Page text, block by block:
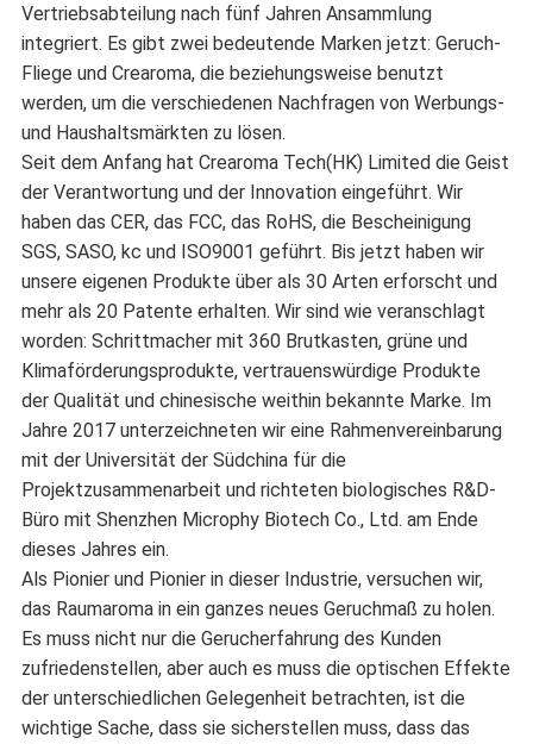
Vertriebsabteilung nach fünf Jahren Ansammlung
integriert. Es gibt zwei bedeutende Marken jetzt: Geruch-
Fliege und Crearoma, die beziehungsweise benutzt
werden, um die verschiedenen Nachfragen von Werbungs-
und Haushaltsmärkten zu lösen.
Seit dem Anfang hat Crearoma Tech(HK) Limited die Geist
der Verantwortung und der Innovation eingeführt. Wir
haben das CER, das FCC, das RoHS, die Bescheinigung
SGS, SASO, kc und ISO9001 geführt. Bis jetzt haben wir
unsere eigenen Produkte über als 30 Arten erforscht und
mehr als 20 Patente erhalten. Wir sind wie veranschlagt
worden: Schrittmacher mit 360 Brutkasten, grüne und
Klimaförderungsprodukte, vertrauenswürdige Produkte
der Qualität und chinesische weithin bekannte Marke. Im
Jahre 2017 unterzeichneten wir eine Rahmenvereinbarung
mit der Universität der Südchina für die
Projektzusammenarbeit und richteten biologisches R&D-
Büro mit Shenzhen Microphy Biotech Co., Ltd. am Ende
dieses Jahres ein.
Als Pionier und Pionier in dieser Industrie, versuchen wir,
das Raumaroma in ein ganzes neues Geruchmaß zu holen.
Es muss nicht nur die Gerucherfahrung des Kunden
zufriedenstellen, aber auch es muss die optischen Effekte
der unterschiedlichen Gelegenheit betrachten, ist die
wichtige Sache, dass sie sicherstellen muss, dass das